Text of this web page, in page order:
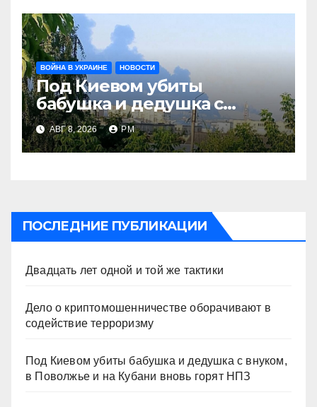
ВОЙНА В УКРАИНЕ НОВОСТИ
Под Киевом убиты
бабушка и дедушка с
внуком, в Поволжье и на
Кубани вновь горят НПЗ
АВГ 8, 2026 РМ
ПОСЛЕДНИЕ ПУБЛИКАЦИИ
Двадцать лет одной и той же тактики
Дело о криптомошенничестве оборачивают в
содействие терроризму
Под Киевом убиты бабушка и дедушка с внуком,
в Поволжье и на Кубани вновь горят НПЗ